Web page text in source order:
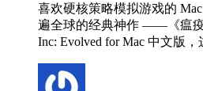
喜欢硬核策略模拟游戏的
遍全球的经典神作 ——《瘟疫
Inc: Evolved for Mac 中文版